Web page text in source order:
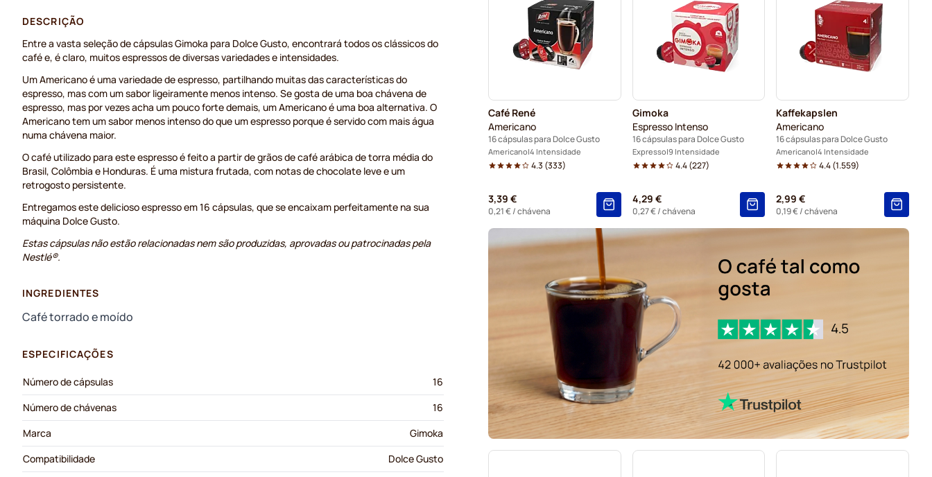
Cápsulas Starbucks® para Dolce Gusto
Cápsulas de café Kaffekapslen para Dolce Gusto
Café René
Americano
16 cápsulas para Dolce Gusto
Americano 4 Intensidade
4.3 (333)
3,39 €
0,21 €/ chávena
Gimoka
Espresso Intenso
16 cápsulas para Dolce Gusto
Expresso 9 Intensidade
4.4(227)
4,29 €
0,27 €/ chávena
Kaffekapslen
Americano
16 cápsulas para Dolce Gusto
Americano 4 Intensidade
4.4(1.559)
2,99 €
0,19 €/ chávena
DESCRIÇÃO
Entre a vasta seleção de cápsulas Gimoka para Dolce Gusto, encontrará todos os clássicos do
café e, é claro, muitos espressos de diversas variedades e intensidades.
Um Americano é uma variedade de espresso, partilhando muitas das características do
espresso, mas com um sabor ligeiramente menos intenso. Se gosta de uma boa chávena de
espresso, mas por vezes acha um pouco forte demais, um Americano é uma boa alternativa. O
Americano tem um sabor menos intenso do que um espresso porque é servido com mais água
numa chávena maior.
O café utilizado para este espresso é feito a partir de grãos de café arábica de torra média do
Brasil, Colômbia e Honduras. É uma mistura frutada, com notas de chocolate leve e um
retrogosto persistente.
Entregamos este delicioso espresso em 16 cápsulas, que se encaixam perfeitamente na sua
máquina Dolce Gusto.
Estas cápsulas não estão relacionadas nem são produzidas, aprovadas ou patrocinadas pela
Nestlé®.
INGREDIENTES
Café torrado e moído
ESPECIFICAÇÕES
Número de cápsulas
16
Número de chávenas
16
Marca
Gimoka
Compatibilidade
Dolce Gusto